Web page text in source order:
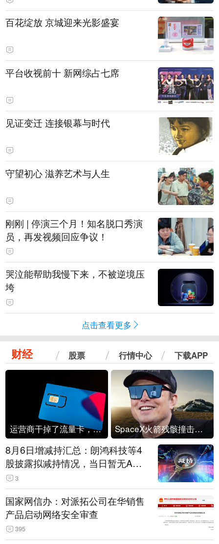
百花绽放 京城迎来光影盛宴
平台收视前十 新网综占七席
见证变迁 连接银幕与时代
守望初心 滋养艺术与人生
刚刚 | 停演三个月！知名脱口秀演
员，再发视频回应争议！
哭泣能帮助我慢下来，不被逆境压
垮
点击查看更多
财经 股票 行情中心 下载APP
运营商干掉了流量卡，他们真的玩不起了 SpaceX火箭残骸撞击月球
8月6日增减持汇总：朗鸿科技等4
股披露拟减持情况，当日暂无A股
公司披露拟增持情况（表）
3
国家网信办：对派拓公司在华销售
产品启动网络安全审查
395